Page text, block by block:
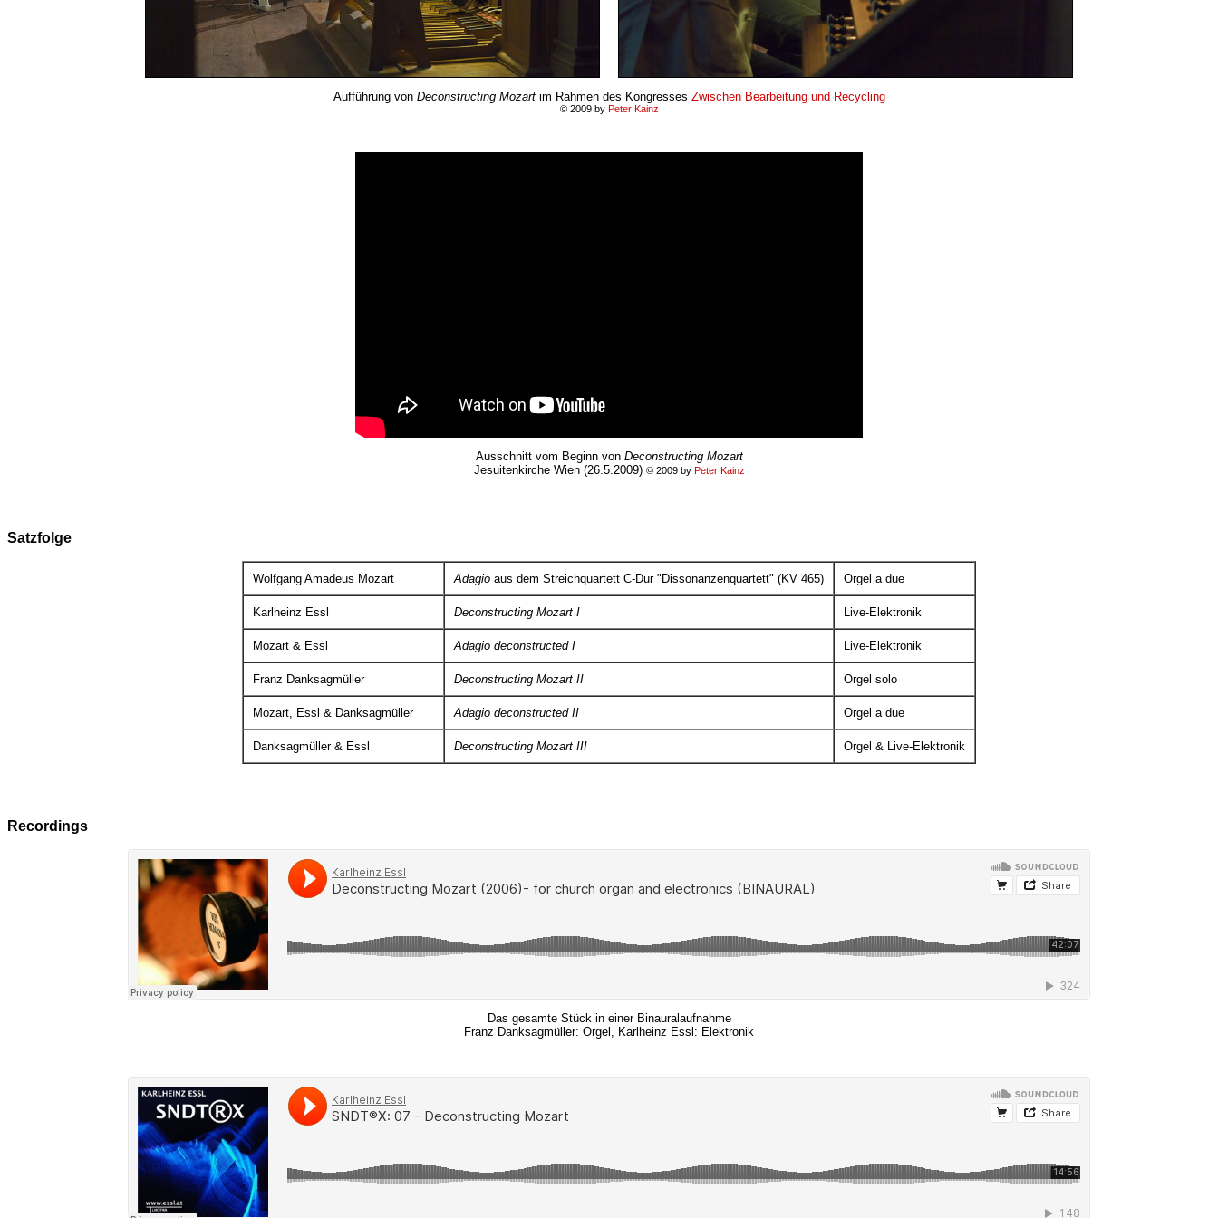
Aufführung von Deconstructing Mozartim Rahmen des Kongresses Zwischen Bearbeitung und Recycling
© 2009 by Peter Kainz
Ausschnitt vom Beginn von Deconstructing Mozart
Jesuitenkirche Wien (26.5.2009) © 2009 by Peter Kainz
Satzfolge
Wolfgang Amadeus Mozart Adagio aus dem Streichquartett C-Dur "Dissonanzenquartett" (KV 465) Orgel a due
Karlheinz Essl Deconstructing Mozart I Live-Elektronik
Mozart & Essl Adagio deconstructed I Live-Elektronik
Franz Danksagmüller Deconstructing Mozart II Orgel solo
Mozart, Essl & Danksagmüller Adagio deconstructed II Orgel a due
Danksagmüller & Essl Deconstructing Mozart III Orgel & Live-Elektronik
Recordings
Das gesamte Stück in einer Binauralaufnahme
Franz Danksagmüller: Orgel, Karlheinz Essl: Elektronik